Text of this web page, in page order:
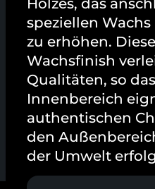
Holzes, das
speziellen
zu erhöhen.
Wachsfinish
Qualitäten, so
Innenbereich
authentischen
den
der Umwelt